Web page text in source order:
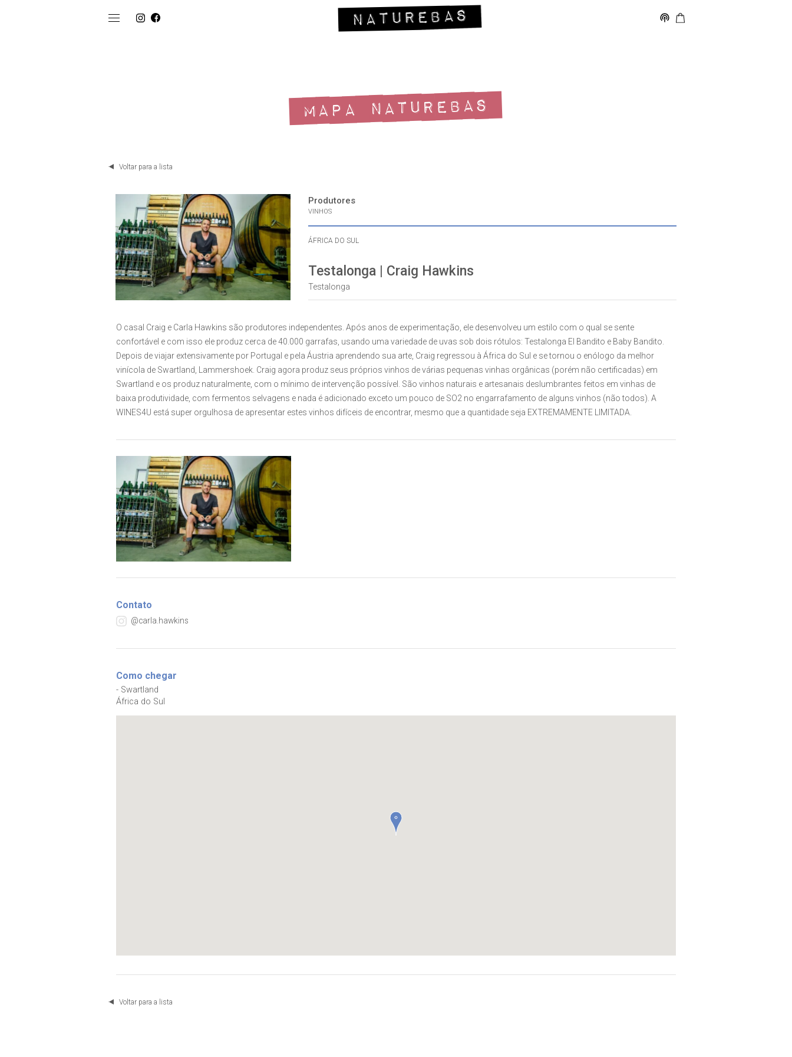
MAPA NATUREBAS
Voltar para a lista
Produtores
VINHOS
ÁFRICA DO SUL
Testalonga | Craig Hawkins
Testalonga
O casal Craig e Carla Hawkins são produtores independentes. Após anos de experimentação, ele desenvolveu um estilo com o qual se sente
confortável e com isso ele produz cerca de 40.000 garrafas, usando uma variedade de uvas sob dois rótulos: Testalonga El Bandito e Baby Bandito.
Depois de viajar extensivamente por Portugal e pela Áustria aprendendo sua arte, Craig regressou à África do Sul e se tornou o enólogo da melhor
vinícola de Swartland, Lammershoek. Craig agora produz seus próprios vinhos de várias pequenas vinhas orgânicas (porém não certificadas) em
Swartland e os produz naturalmente, com o mínimo de intervenção possível. São vinhos naturais e artesanais deslumbrantes feitos em vinhas de
baixa produtividade, com fermentos selvagens e nada é adicionado exceto um pouco de SO2 no engarrafamento de alguns vinhos (não todos). A
WINES4U está super orgulhosa de apresentar estes vinhos difíceis de encontrar, mesmo que a quantidade seja EXTREMAMENTE LIMITADA.
Contato
@carla.hawkins
Como chegar
- Swartland
África do Sul
Voltar para a lista